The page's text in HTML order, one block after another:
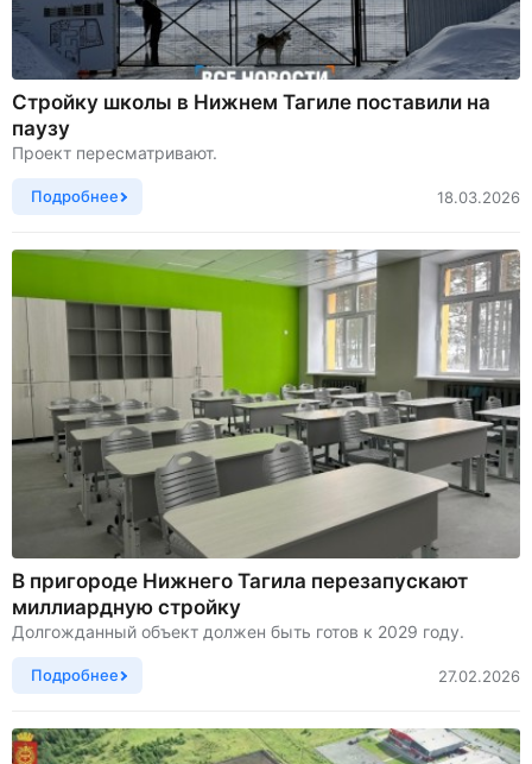
Стройку школы в Нижнем Тагиле поставили на
паузу
Проект пересматривают.
Подробнее 18.03.2026
В пригороде Нижнего Тагила перезапускают
миллиардную стройку
Долгожданный объект должен быть готов к 2029 году.
Подробнее 27.02.2026